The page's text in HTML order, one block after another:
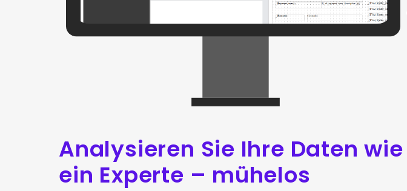
Analysieren Sie Ihre Daten wie
ein Experte – mühelos